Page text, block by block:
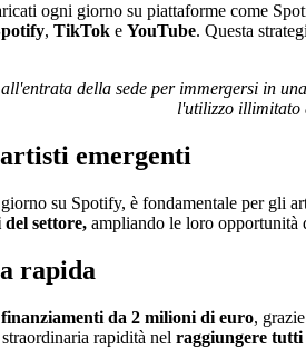
ogni giorno su piattaforme come
, TikTok e YouTube. Questa
della sede per immergersi in
l'utilizzo illimitato
emergenti
su Spotify, è fondamentale per gli
settore, ampliando le loro opportunità
rapida
da 2 milioni di euro,
rapidità nel raggiungere